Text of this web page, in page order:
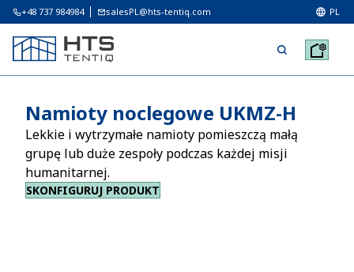
+48 737 984984 salesPL@hts-tentiq.com PL
Namioty noclegowe UKMZ-H
Lekkie i wytrzymałe namioty pomieszczą małą
grupę lub duże zespoły podczas każdej misji
humanitarnej.
SKONFIGURUJ PRODUKT